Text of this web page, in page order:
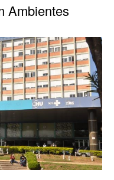
Ambientes